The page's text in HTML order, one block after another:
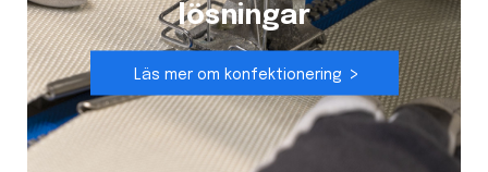
lösningar
Läs mer om konfektionering